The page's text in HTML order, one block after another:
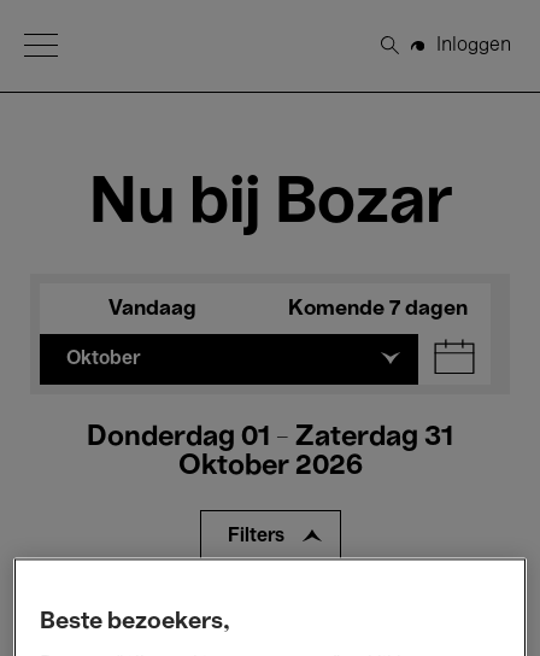
Open Menu
Zoeken
Inloggen
Nu bij Bozar
Vandaag Komende 7 dagen
Oktober
Donderdag 01 - Zaterdag 31
Oktober 2026
Filters
Alle evenementen
Beste bezoekers,